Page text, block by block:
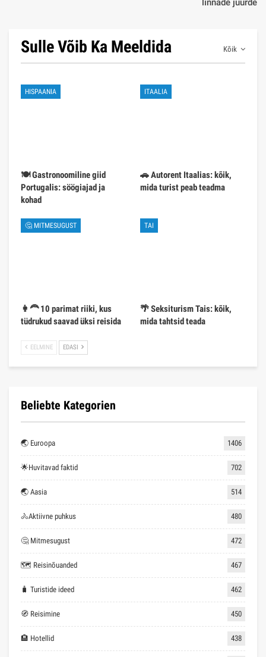
linnade juurde
Kõik
Sulle Võib Ka Meeldida
HISPAANIA
🍽️ Gastronoomiline giid
Portugalis: söögiajad ja
kohad
ITAALIA
🚗 Autorent Itaalias: kõik,
mida turist peab teadma
🤔 MITMESUGUST
👩‍🦰 10 parimat riiki, kus
tüdrukud saavad üksi reisida
TAI
🌴 Seksiturism Tais: kõik,
mida tahtsid teada
EELMINE EDASI
Beliebte Kategorien
🌏 Euroopa 1406
🌟Huvitavad faktid 702
🌏 Aasia 514
🚴Aktiivne puhkus 480
🤔 Mitmesugust 472
🗺 Reisinõuanded 467
🧳 Turistide ideed 462
🧭 Reisimine 450
🏨 Hotellid 438